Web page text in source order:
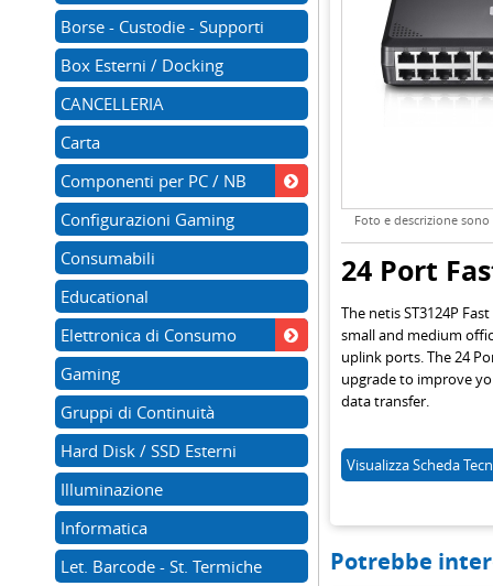
Foto e descrizione
24 Port
The netis ST3124P
small and medium
uplink ports. The 24
upgrade to improve
data transfer.
VisualizzaScheda
Potrebbe
Borse - Custodie - Supporti
Box Esterni / Docking
CANCELLERIA
Carta
Componenti per PC / NB
Configurazioni Gaming
Consumabili
Educational
Elettronica di Consumo
Gaming
Gruppi di Continuità
Hard Disk / SSD Esterni
Illuminazione
Informatica
Let. Barcode - St. Termiche